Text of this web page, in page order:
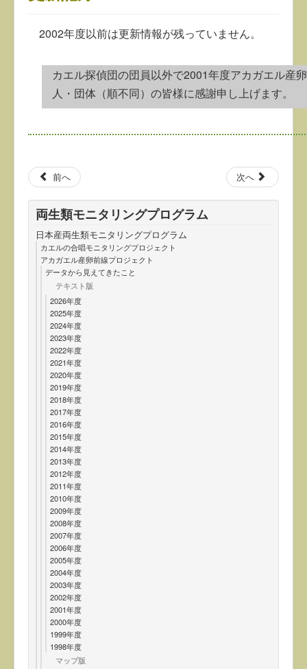
2002年度以前は更新情報が残っていません。
カエル探偵団の団員以外で2001年度アカガエル産
人・団体（順不同）の皆様に感謝申し上げます。
前へ 次へ
両生類モニタリングプログラム
日本産両生類モニタリングプログラム
カエルの合唱モニタリングプロジェクト
アカガエル産卵前線プロジェクト
データから見えてきたこと
テキスト版
2026年度
2025年度
2024年度
2023年度
2022年度
2021年度
2020年度
2019年度
2018年度
2017年度
2016年度
2015年度
2014年度
2013年度
2012年度
2011年度
2010年度
2009年度
2008年度
2007年度
2006年度
2005年度
2004年度
2003年度
2002年度
2001年度
2000年度
1999年度
1998年度
マップ版